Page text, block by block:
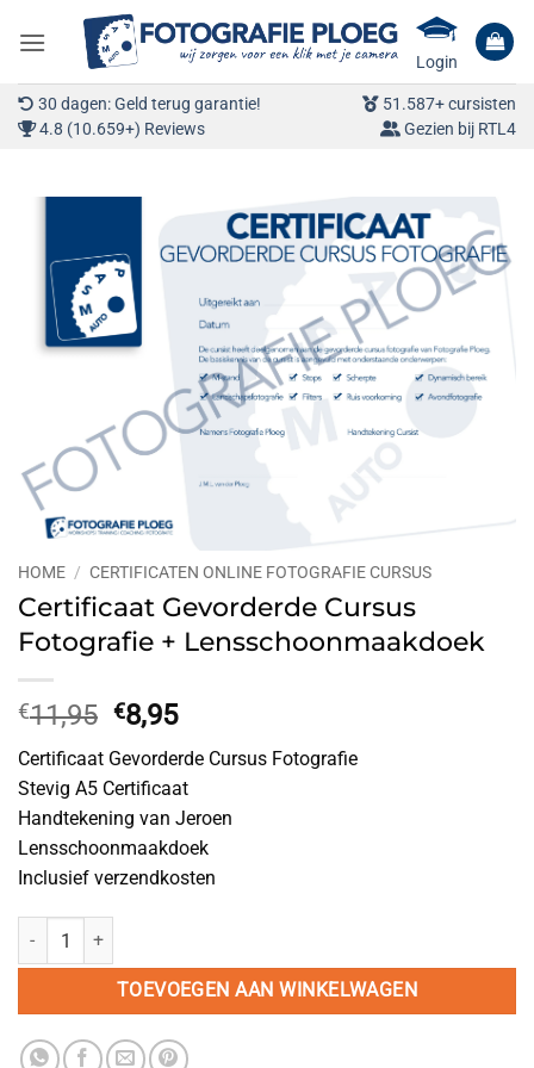
naar
Login
30 dagen: Geld terug garantie!
51.587+ cursisten
4.8 (10.659+) Reviews
Gezien bij RTL4
HOME / CERTIFICATEN ONLINE FOTOGRAFIE CURSUS
Certificaat Gevorderde Cursus
Fotografie + Lensschoonmaakdoek
€11,95 Oorspronkelijke
was:
€11,95.
€8,95Huidige
is:
€8,95.
Certificaat Gevorderde Cursus Fotografie
Stevig A5 Certificaat
Handtekening van Jeroen
Lensschoonmaakdoek
Inclusief verzendkosten
Certificaat Gevorderde Cursus Fotografie + Lensschoonmaakdoek
TOEVOEGEN AAN WINKELWAGEN